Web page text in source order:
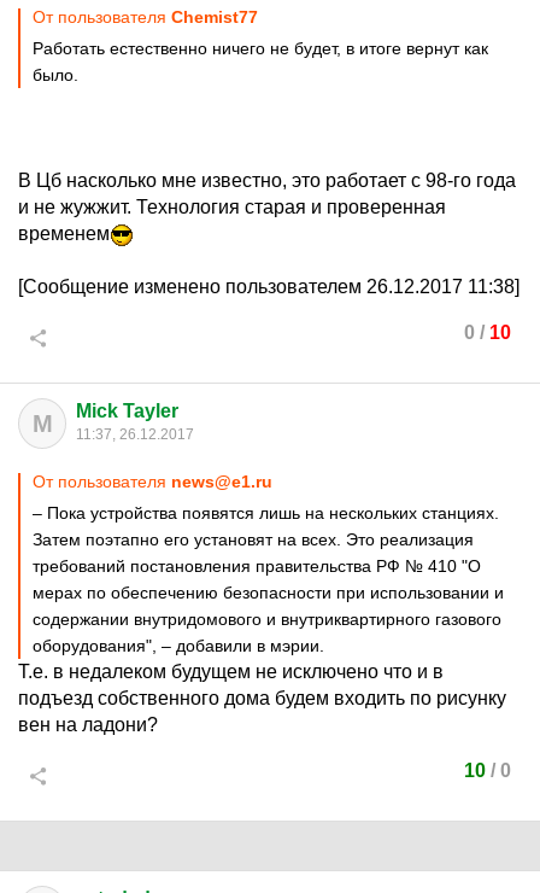
От пользователя Chemist77
Работать естественно ничего не будет, в итоге вернут как
было.
В Цб насколько мне известно, это работает с 98-го года
и не жужжит. Технология старая и проверенная
временем
[Сообщение изменено пользователем 26.12.2017 11:38]
0 / 10
M Mick Tayler
11:37, 26.12.2017
От пользователя news@e1.ru
– Пока устройства появятся лишь на нескольких станциях.
Затем поэтапно его установят на всех. Это реализация
требований постановления правительства РФ № 410 "О
мерах по обеспечению безопасности при использовании и
содержании внутридомового и внутриквартирного газового
оборудования", – добавили в мэрии.
Т.е. в недалеком будущем не исключено что и в
подъезд собственного дома будем входить по рисунку
вен на ладони?
10 / 0